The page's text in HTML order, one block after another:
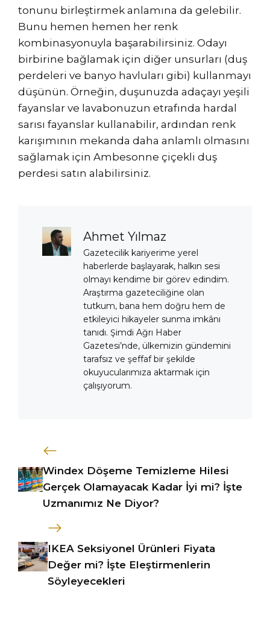
tonunu birleştirmek anlamına da gelebilir.
Bunu hemen hemen her renk
kombinasyonuyla başarabilirsiniz. Odayı
birbirine bağlamak için diğer unsurları (duş
perdeleri ve banyo havluları gibi) kullanmayı
düşünün. Örneğin, duşunuzda adaçayı yeşili
fayanslar ve lavabonuzun etrafında hardal
sarısı fayanslar kullanabilir, ardından renk
karışımının mekanda daha anlamlı olmasını
sağlamak için Ambesonne çiçekli duş
perdesi satın alabilirsiniz.
Ahmet Yılmaz
Gazetecilik kariyerime yerel
haberlerde başlayarak, halkın sesi
olmayı kendime bir görev edindim.
Araştırma gazeteciliğine olan
tutkum, bana hem doğru hem de
etkileyici hikayeler sunma imkânı
tanıdı. Şimdi Ağrı Haber
Gazetesi’nde, ülkemizin gündemini
tarafsız ve şeffaf bir şekilde
okuyucularımıza aktarmak için
çalışıyorum.
Windex Döşeme Temizleme Hilesi
Gerçek Olamayacak Kadar İyi mi? İşte
Uzmanımız Ne Diyor?
IKEA Seksiyonel Ürünleri Fiyata
Değer mi? İşte Eleştirmenlerin
Söyleyecekleri